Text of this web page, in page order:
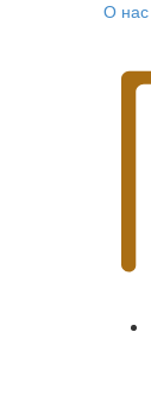
О нас